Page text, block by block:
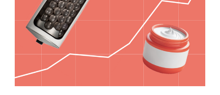
Есть идея?
Обсудим
Расскажите о проекте и
задайте вопросы — мы скоро